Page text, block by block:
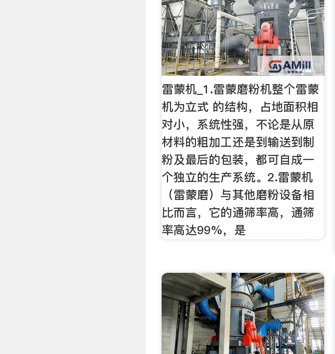
雷蒙机_1.雷蒙磨粉机整个雷蒙
机为立式 的结构，占地面积相
对小，系统性强，不论是从原
材料的粗加工还是到输送到制
粉及最后的包装，都可自成一
个独立的生产系统。2.雷蒙机
（雷蒙磨）与其他磨粉设备相
比而言，它的通筛率高，通筛
率高达99%，是